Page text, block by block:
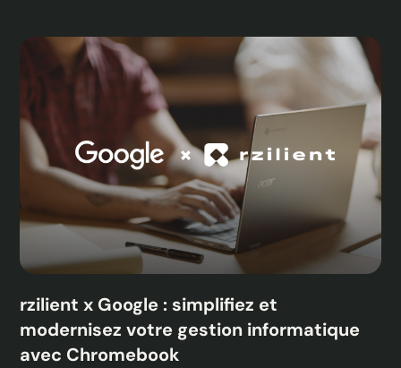
rzilient x Google : simplifiez et
modernisez votre gestion informatique
avec Chromebook